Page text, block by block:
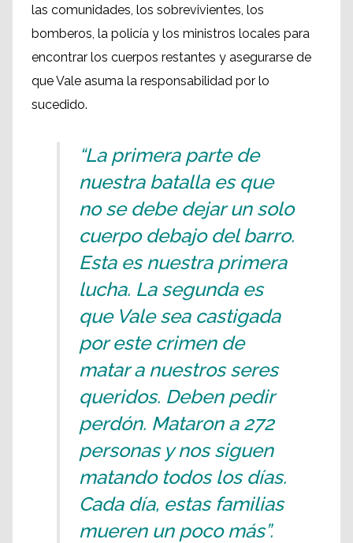
las comunidades, los sobrevivientes, los
bomberos, la policía y los ministros locales para
encontrar los cuerpos restantes y asegurarse de
que Vale asuma la responsabilidad por lo
sucedido.
“La primera parte de
nuestra batalla es que
no se debe dejar un solo
cuerpo debajo del barro.
Esta es nuestra primera
lucha. La segunda es
que Vale sea castigada
por este crimen de
matar a nuestros seres
queridos. Deben pedir
perdón. Mataron a 272
personas y nos siguen
matando todos los días.
Cada día, estas familias
mueren un poco más”.